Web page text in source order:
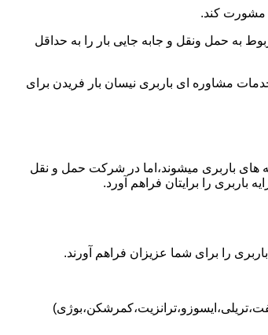
مشورت کند.
به حمل ونقل و جابه جایی بار را به حداقل
مشاوره ای باربری نیسان بار فریدن برای
های باربری میشوند،اما در شرکت حمل و نقل
را برایتان فراهم آورد.
را برای شما عزیزان فراهم آورند.